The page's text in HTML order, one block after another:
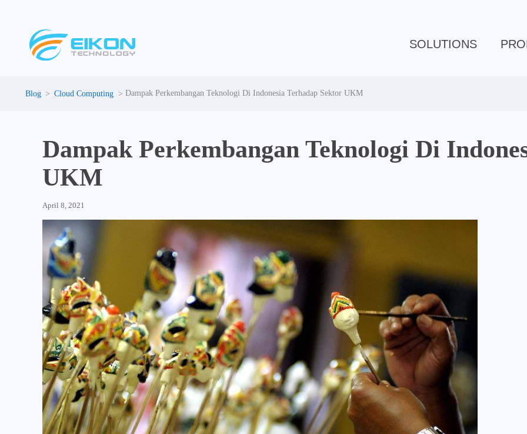
SOLUTIONS
Cloud Computing Dampak Perkembangan Teknologi Di Indonesia Terhadap Sektor UKM
Dampak Perkembangan Teknologi Di
UKM
April 8, 2021